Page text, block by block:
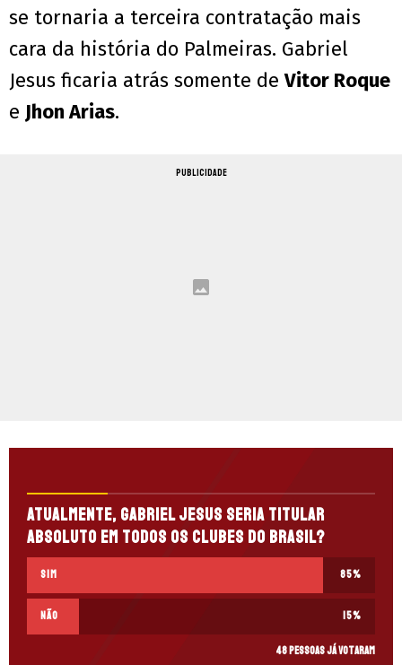
se tornaria a terceira contratação mais
cara da história do Palmeiras. Gabriel
Jesus ficaria atrás somente deVitor Roque
e Jhon Arias.
PUBLICIDADE
Atualmente, Gabriel Jesus seria titular
absoluto em todos os clubes do Brasil?
Sim 85%
Não 15%
48 pessoas já votaram